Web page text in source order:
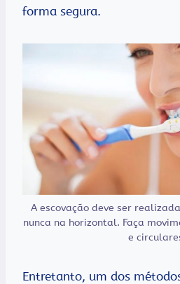
forma segura.
A escovação deve ser
nunca na horizontal. Faça
e
Entretanto, um dos